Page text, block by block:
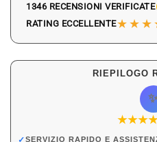
1346 RECENSIONI VERIFICATE
RATING ECCELLENTE
RIEPILOGO
★★★
✓SERVIZIO RAPIDO E